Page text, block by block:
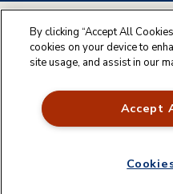
By clicking “Accept All
cookies on your device to
site usage, and assist in our
Accept